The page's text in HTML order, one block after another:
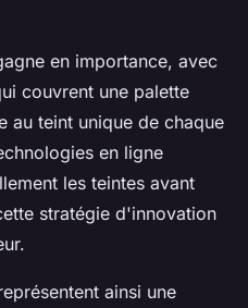
en importance, avec
couvrent une palette
au teint unique de chaque
en ligne
les teintes avant
stratégie d'innovation
ainsi une